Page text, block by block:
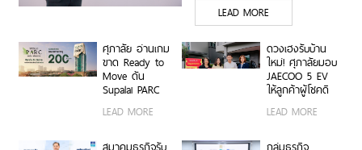
LEAD MORE
ศุภาลัย อ่านเกม
ขาด Ready to
Move ดัน
Supalai PARC
Pattanakarn
ล้านบาท
LEAD MORE
ดวงเฮงรับบ้าน
ใหม่! ศุภาลัยมอบ
JAECOO 5 EV
ให้ลูกค้าผู้โชคดี
พิเศษ “UNLOCK
ล็อกชีวิตที่เลือก
LEAD MORE